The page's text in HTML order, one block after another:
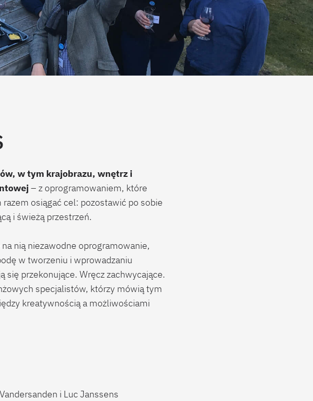
w tym krajobrazu, wnętrz i
– z oprogramowaniem, które
osiągać cel: pozostawić po sobie
i świeżą przestrzeń.
na nią niezawodne oprogramowanie,
w tworzeniu i wprowadzaniu
się przekonujące. Wręcz zachwycające.
specjalistów, którzy mówią tym
kreatywnością a możliwościami
i Luc Janssens